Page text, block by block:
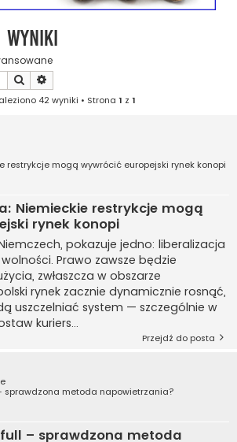
wyniki
Szukaj
42 wyniki • Strona 1 z 1
restrykcje mogą wywrócić europejski rynek konopi
Niemieckie restrykcje mogą
rynek konopi
pokazuje jedno: liberalizacja
Prawo zawsze będzie
zwłaszcza w obszarze
rynek zacznie dynamicznie rosnąć,
uszczelniać system — szczególnie w
kuriers...
Przejdź do posta
sprawdzona metoda napowietrzania?
full – sprawdzona metoda